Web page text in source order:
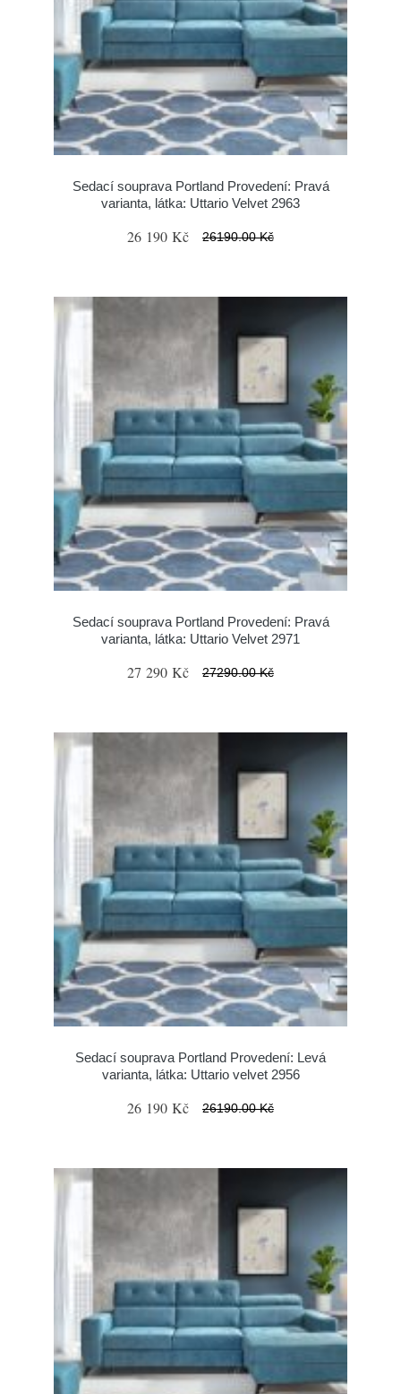
Sedací souprava Portland Provedení: Pravá
varianta, látka: Uttario Velvet 2963
26 190 Kč 26190.00 Kč
Sedací souprava Portland Provedení: Pravá
varianta, látka: Uttario Velvet 2971
27 290 Kč 27290.00 Kč
Sedací souprava Portland Provedení: Levá
varianta, látka: Uttario velvet 2956
26 190 Kč 26190.00 Kč